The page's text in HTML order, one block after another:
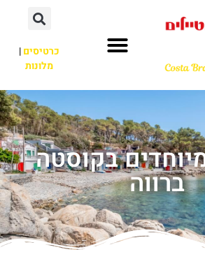
כרטיסים|
מלונות
בקוסטה
ברווה